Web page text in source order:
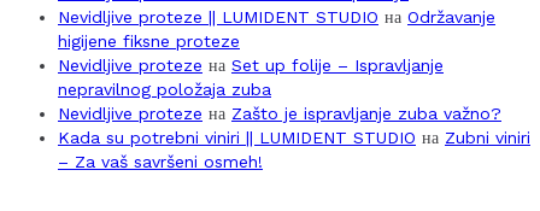
Nevidljive proteze || LUMIDENT STUDIO на Održavanje
higijene fiksne proteze
Nevidljive proteze на Set up folije – Ispravljanje
nepravilnog položaja zuba
Nevidljive proteze на Zašto je ispravljanje zuba važno?
Kada su potrebni viniri || LUMIDENT STUDIO на Zubni viniri
– Za vaš savršeni osmeh!